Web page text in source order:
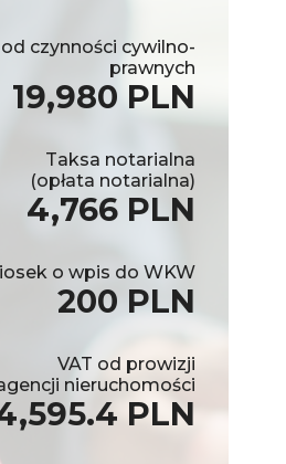
czynności cywilno-
prawnych
19,980 PLN
Taksa notarialna
(opłata notarialna)
4,766 PLN
o wpis do WKW
200 PLN
VAT od prowizji
nieruchomości
PLN